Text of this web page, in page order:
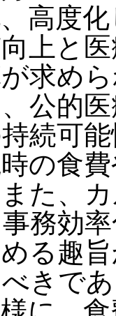
高度
上と
求め
公的
続可
の食
た、
務効
る趣
きで